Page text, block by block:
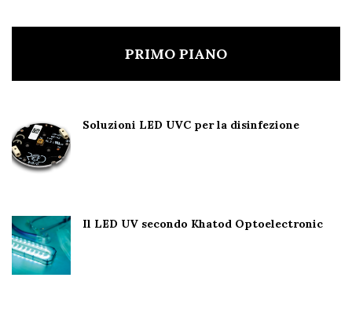
PRIMO PIANO
Soluzioni LED UVC per la disinfezione
Il LED UV secondo Khatod Optoelectronic